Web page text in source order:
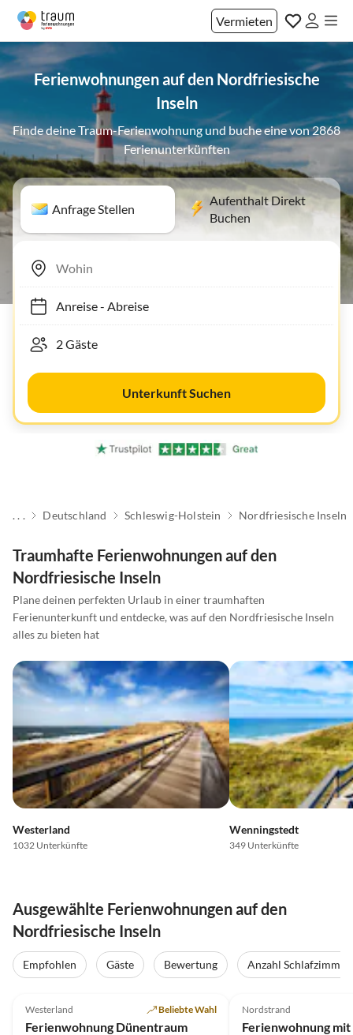
Vermieten
Ferienwohnungen auf den Nordfriesische
Inseln
Finde deine Traum-Ferienwohnung und buche eine von 2868
Ferienunterkünften
Anfrage Stellen
Aufenthalt Direkt
Buchen
Anreise- Abreise
Unterkunft Suchen
. . . Deutschland Schleswig-Holstein Nordfriesische Inseln
Traumhafte Ferienwohnungen auf den
Nordfriesische Inseln
Plane deinen perfekten Urlaub in einer traumhaften
Ferienunterkunft und entdecke, was auf den Nordfriesische Inseln
alles zu bieten hat
Westerland
1032 Unterkünfte
Wenningstedt
349 Unterkünfte
Ausgewählte Ferienwohnungen auf den
Nordfriesische Inseln
Empfohlen Gäste Bewertung Anzahl Schlafzimmer
Westerland Beliebte Wahl
Ferienwohnung Dünentraum
Super-Gastgeber
Nordstrand